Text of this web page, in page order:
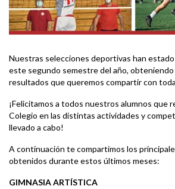
Nuestras selecciones deportivas han
este segundo semestre del año, obteniendo
resultados que queremos compartir con
¡Felicitamos a todos nuestros alumnos que
Colegio en las distintas actividades y
llevado a cabo!
A continuación te compartimos los
obtenidos durante estos últimos meses:
GIMNASIA ARTÍSTICA